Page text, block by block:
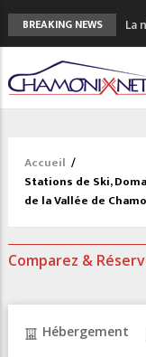
BREAKING NEWS
La
3
à
Accueil /
Stations de Ski,
de la Vallée de
Comparez &
Hébergement